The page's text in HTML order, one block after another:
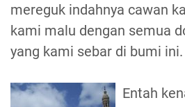
mereguk indahnya cawan
kami malu dengan semua
yang kami sebar di bumi ini.
Entah